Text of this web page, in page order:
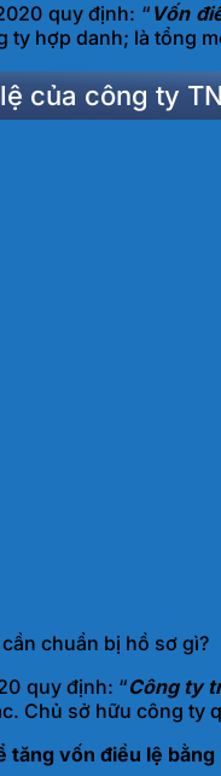
quy định: “Vốn
hợp danh; là tổng
của công ty
chuẩn bị hồ sơ gì?
quy định: “Công ty
Chủ sở hữu công ty
vốn điều lệ bằng